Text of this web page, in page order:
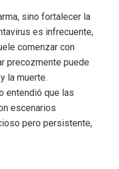
sino fortalecer la
es infrecuente,
comenzar con
precozmente puede
la muerte.
entendió que las
escenarios
pero persistente,